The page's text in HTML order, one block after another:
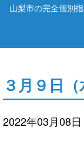
山梨市の完全個別
３月９日
2022年03月08日